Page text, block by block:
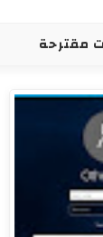
مقترحة